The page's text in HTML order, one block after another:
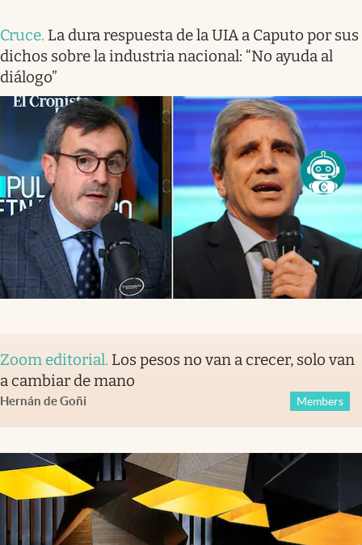
Cruce. La dura respuesta de la UIA a Caputo por sus
dichos sobre la industria nacional: “No ayuda al
diálogo”
Zoom editorial. Los pesos no van a crecer, solo van
a cambiar de mano
Hernán de Goñi Members